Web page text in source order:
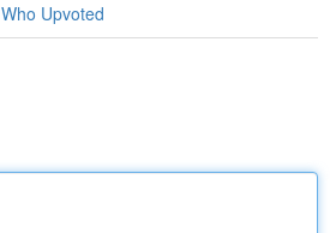
Who Upvoted